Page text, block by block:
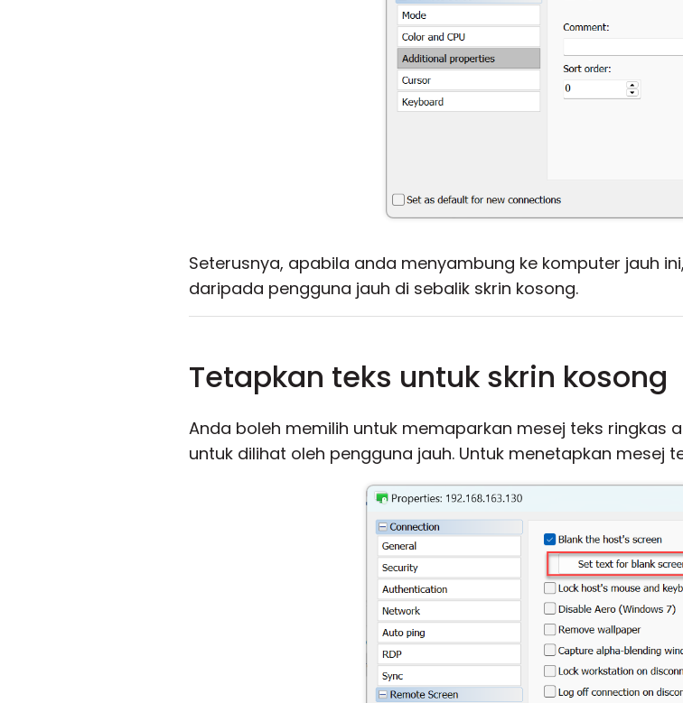
Seterusnya, apabila anda menyambung ke komputer jauh
daripada pengguna jauh di sebalik skrin kosong.
Tetapkan teks untuk skrin kosong
Anda boleh memilih untuk memaparkan mesej teks ringkas
untuk dilihat oleh pengguna jauh. Untuk menetapkan mesej